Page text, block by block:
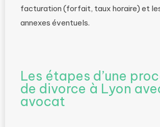
facturation (forfait, taux horaire) et
annexes éventuels.
Les étapes d’une
de divorce à Lyon
avocat